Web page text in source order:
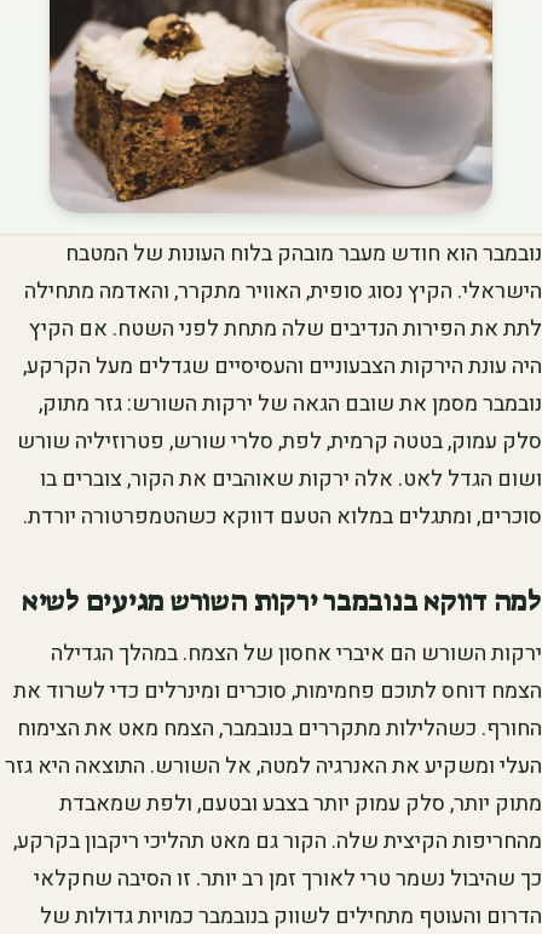
נובמבר הוא חודש מעבר מובהק בלוח העונות של המטבח
הישראלי. הקיץ נסוג סופית, האוויר מתקרר, והאדמה מתחילה
לתת את הפירות הנדיבים שלה מתחת לפני השטח. אם הקיץ
היה עונת הירקות הצבעוניים והעסיסיים שגדלים מעל הקרקע,
נובמבר מסמן את שובם הגאה של ירקות השורש: גזר מתוק,
סלק עמוק, בטטה קרמית, לפת, סלרי שורש, פטרוזיליה שורש
ושום הגדל לאט. אלה ירקות שאוהבים את הקור, צוברים בו
סוכרים, ומתגלים במלוא הטעם דווקא כשהטמפרטורה יורדת.
למה דווקא בנובמבר ירקות השורש מגיעים לשיא
ירקות השורש הם איברי אחסון של הצמח. במהלך הגדילה
הצמח דוחס לתוכם פחמימות, סוכרים ומינרלים כדי לשרוד את
החורף. כשהלילות מתקררים בנובמבר, הצמח מאט את הצימוח
העלי ומשקיע את האנרגיה למטה, אל השורש. התוצאה היא גזר
מתוק יותר, סלק עמוק יותר בצבע ובטעם, ולפת שמאבדת
מהחריפות הקיצית שלה. הקור גם מאט תהליכי ריקבון בקרקע,
כך שהיבול נשמר טרי לאורך זמן רב יותר. זו הסיבה שחקלאי
הדרום והעוטף מתחילים לשווק בנובמבר כמויות גדולות של